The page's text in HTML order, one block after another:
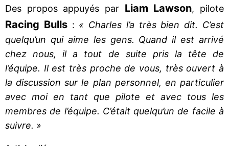
Des propos appuyés par Liam Lawson, pilote
Racing Bulls: « Charles l’a très bien dit. C’est
quelqu’un qui aime les gens. Quand il est arrivé
chez nous, il a tout de suite pris la tête de
l’équipe. Il est très proche de vous, très ouvert à
la discussion sur le plan personnel, en particulier
avec moi en tant que pilote et avec tous les
membres de l’équipe. C’était quelqu’un de facile à
suivre. »